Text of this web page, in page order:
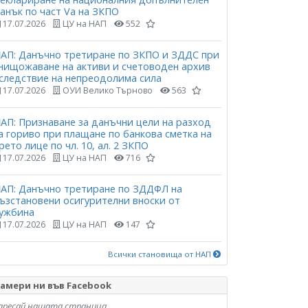
по част Vа на ЗКПО
17.07.2026 ЦУ на НАП 552
Данъчно третиране по ЗКПО и ЗДДС при
на активи и счетоводен архив
на непреодолима сила
17.07.2026 ОУИ Велико Търново 563
Признаване за данъчни цели на разход
гориво при плащане по банкова сметка на
лице по чл. 10, ал. 2 ЗКПО
17.07.2026 ЦУ на НАП 716
Данъчно третиране по ЗДДФЛ на
осигурителни вноски от
17.07.2026 ЦУ на НАП 147
Всички становища от НАП
ни във Facebook